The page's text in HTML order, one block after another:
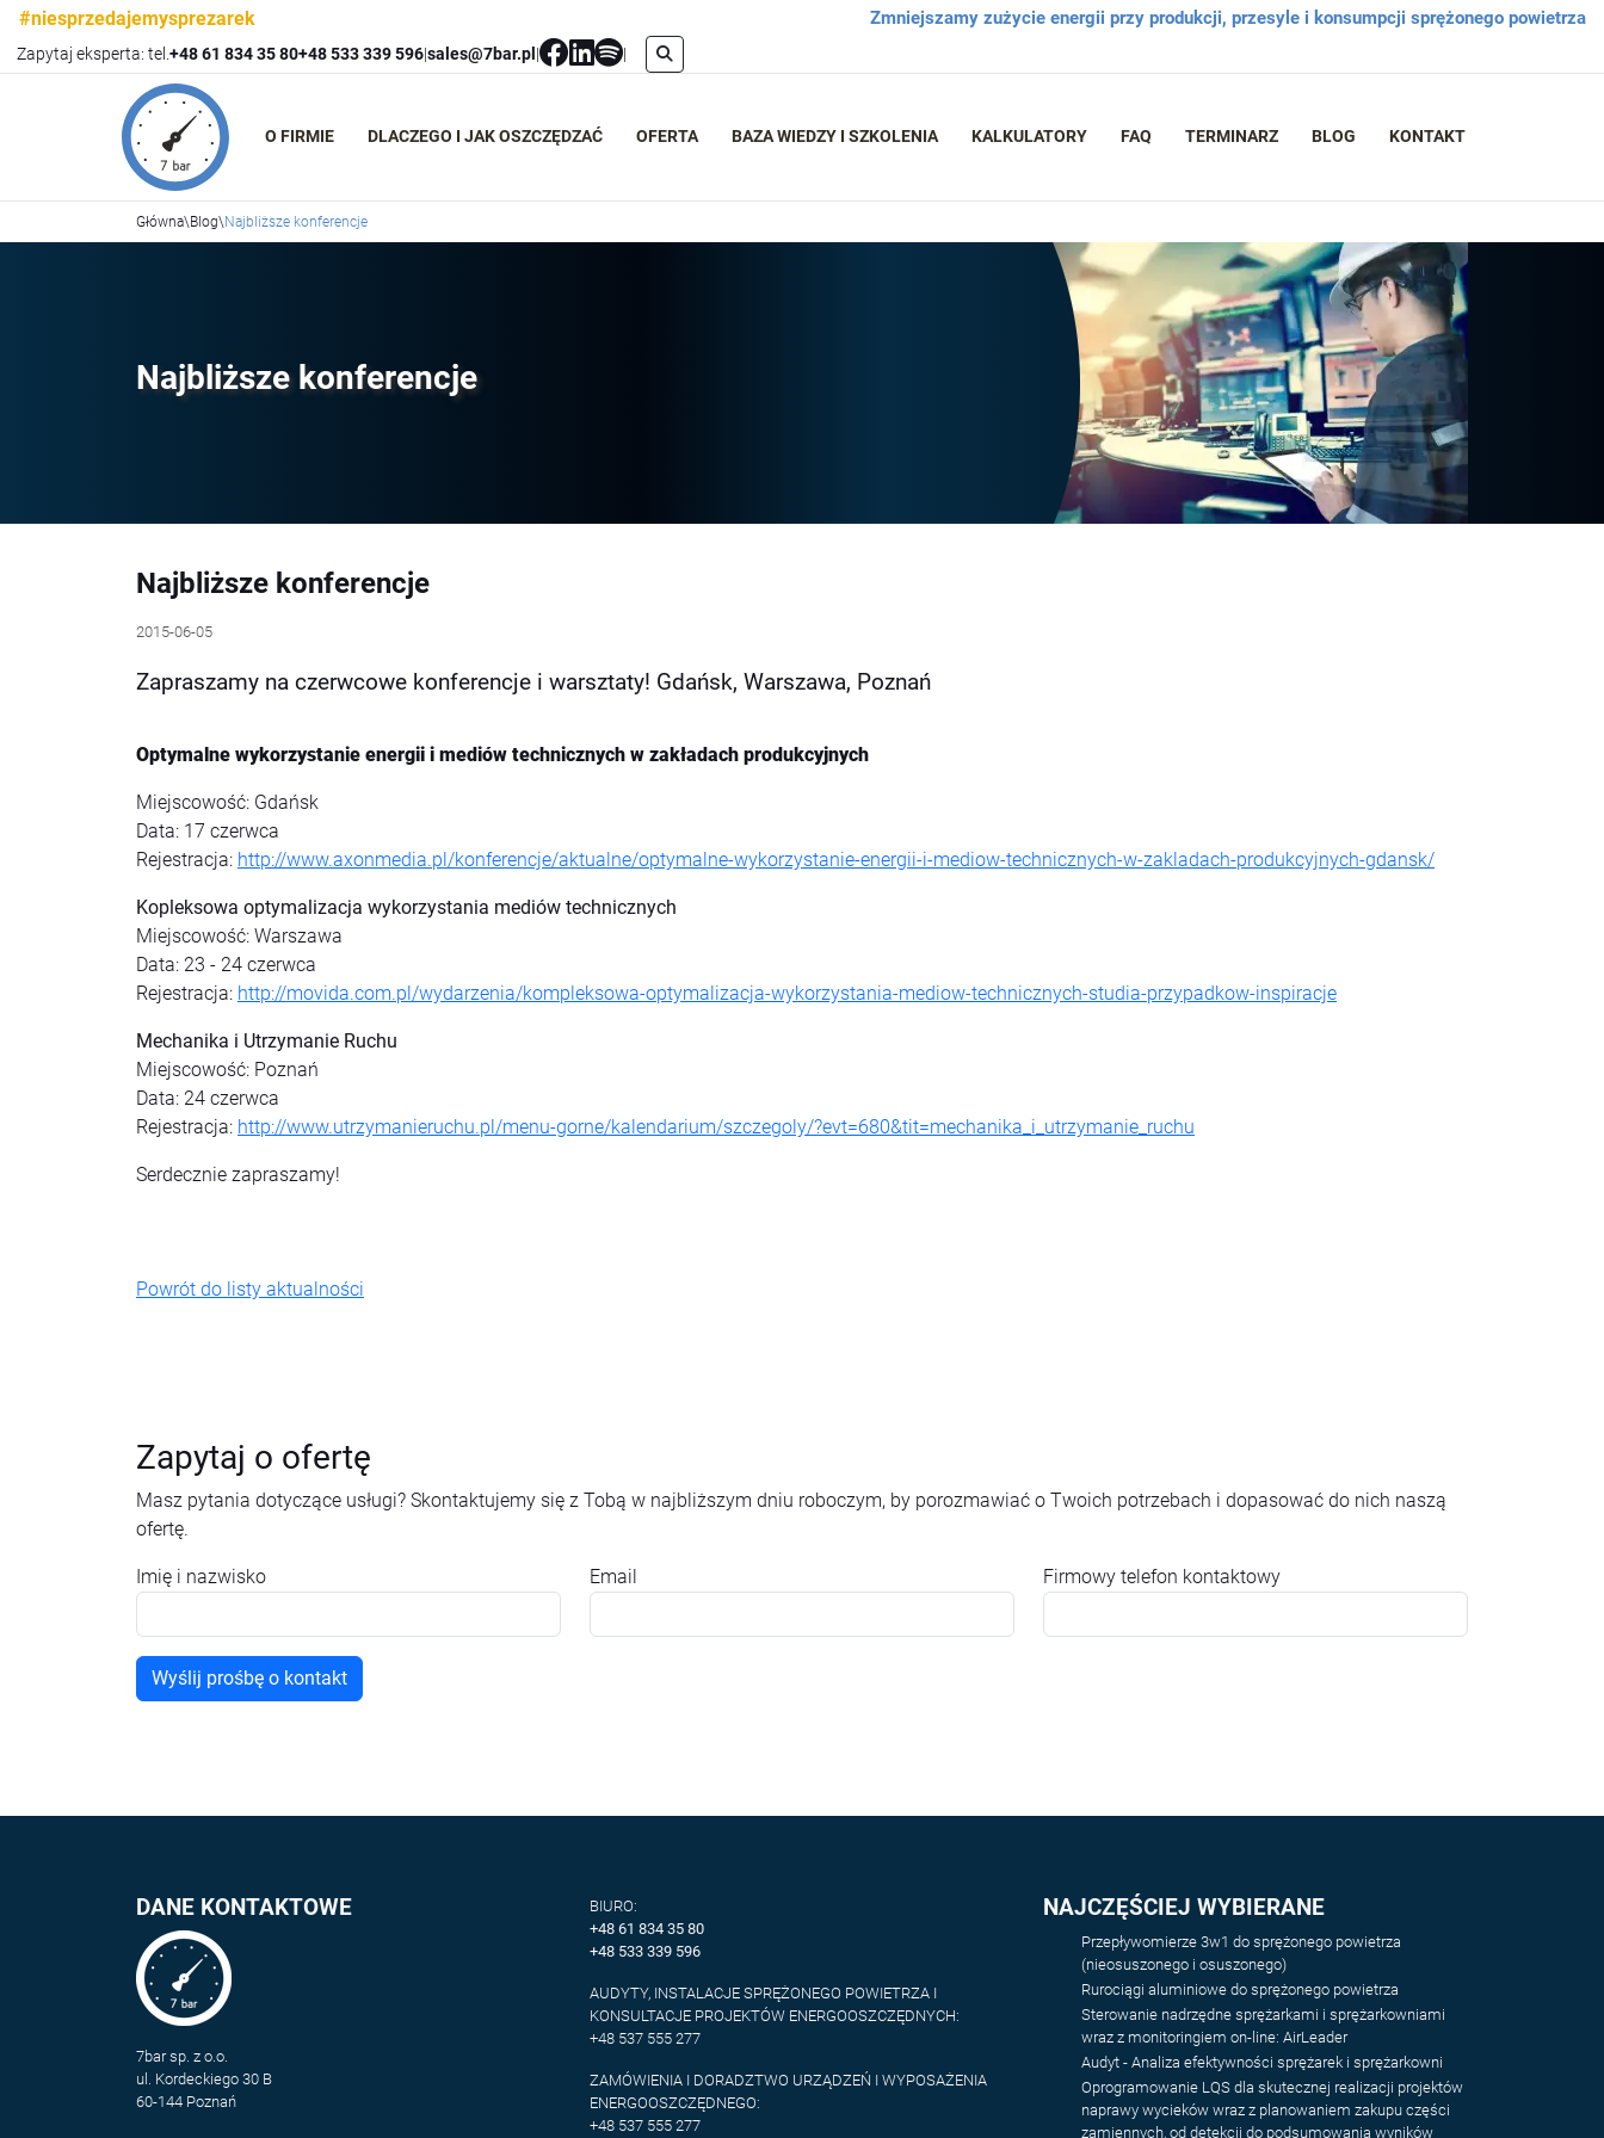
#niesprzedajemysprezarek Zmniejszamy zużycie energii przy produkcji, przesyle i konsumpcji sprężonego powietrza
Zapytaj eksperta: tel. +48 61 834 35 80+48 533 339 596|sales@7bar.pl| |
O FIRMIE DLACZEGO I JAK OSZCZĘDZAĆ OFERTA BAZA WIEDZY I SZKOLENIA KALKULATORY FAQ TERMINARZ BLOG KONTAKT
Główna\Blog\Najbliższe konferencje
Najbliższe konferencje
Najbliższe konferencje
2015-06-05
Zapraszamy na czerwcowe konferencje i warsztaty! Gdańsk, Warszawa, Poznań
Optymalne wykorzystanie energii i mediów technicznych w zakładach produkcyjnych
Miejscowość: Gdańsk
Data: 17 czerwca
Rejestracja: http://www.axonmedia.pl/konferencje/aktualne/optymalne-wykorzystanie-energii-i-mediow-technicznych-w-zakladach-produkcyjnych-gdansk/
Kopleksowa optymalizacja wykorzystania mediów technicznych
Miejscowość: Warszawa
Data: 23 - 24 czerwca
Rejestracja: http://movida.com.pl/wydarzenia/kompleksowa-optymalizacja-wykorzystania-mediow-technicznych-studia-przypadkow-inspiracje
Mechanika i Utrzymanie Ruchu
Miejscowość: Poznań
Data: 24 czerwca
Rejestracja: http://www.utrzymanieruchu.pl/menu-gorne/kalendarium/szczegoly/?evt=680&tit=mechanika_i_utrzymanie_ruchu
Serdecznie zapraszamy!
Powrót do listy aktualności
Zapytaj o ofertę
Masz pytania dotyczące usługi? Skontaktujemy się z Tobą w najbliższym dniu roboczym, by porozmawiać o Twoich potrzebach i dopasować do nich naszą
ofertę.
Imię i nazwisko Email Firmowy telefon kontaktowy
DANE KONTAKTOWE
7bar sp. z o.o.
ul. Kordeckiego 30 B
60-144 Poznań
BIURO:
+48 61 834 35 80
+48 533 339 596
AUDYTY, INSTALACJE SPRĘŻONEGO POWIETRZA I
KONSULTACJE PROJEKTÓW ENERGOOSZCZĘDNYCH:
+48 537 555 277
ZAMÓWIENIA I DORADZTWO URZĄDZEŃ I WYPOSAŻENIA
ENERGOOSZCZĘDNEGO:
+48 537 555 277
NAJCZĘŚCIEJ WYBIERANE
Przepływomierze 3w1 do sprężonego powietrza
(nieosuszonego i osuszonego)
Rurociągi aluminiowe do sprężonego powietrza
Sterowanie nadrzędne sprężarkami i sprężarkowniami
wraz z monitoringiem on-line: AirLeader
Audyt - Analiza efektywności sprężarek i sprężarkowni
Oprogramowanie LQS dla skutecznej realizacji projektów
naprawy wycieków wraz z planowaniem zakupu części
zamiennych, od detekcji do podsumowania wyników